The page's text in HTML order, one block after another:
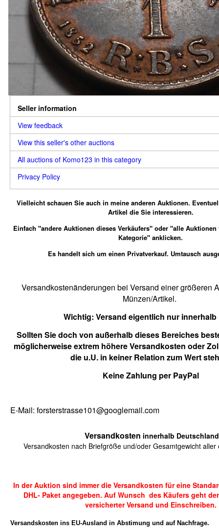
Seller information
View feedback
View this seller's other auctions
All auctions of Komo123 in this category
Privacy Policy
Vielleicht schauen Sie auch in meine anderen Auktionen.
Artikel die Sie interessieren.
Einfach "andere Auktionen dieses Verkäufers" oder "alle
Kategorie" anklicken.
Es handelt sich um einen Privatverkauf. Umtausch
Versandkostenänderungen bei Versand einer größeren
Münzen/Artikel.
Wichtig: Versand eigentlich nur innerhalb
Sollten Sie doch von außerhalb dieses Bereiches
möglicherweise extrem höhere Versandkosten oder
die u.U. in keiner Relation zum Wert
Keine Zahlung per PayPal
E-Mail: forsterstrasse101@googlemail.com
Versandkosten innerhalb Deutschland
Versandkosten nach Briefgröße und/oder Gesamtgewicht
In der Auktion sind immer die Versandkosten für eine
DHL- Paket angegeben. Auf Wunsch des Käufers geht
versicherter Versand und Einschreiben.
Versandskosten ins EU-Ausland in Abstimung und auf Nachfrage.